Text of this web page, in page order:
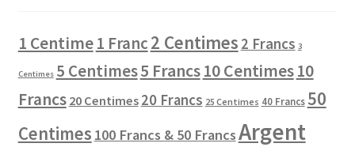
1 Centime1 Franc2 Centimes 2 Francs 3
Centimes 5 Centimes5 Francs10 Centimes10
Francs 20 Centimes 20 Francs 25 Centimes 40 Francs 50
Centimes 100 Francs & 50 FrancsArgent